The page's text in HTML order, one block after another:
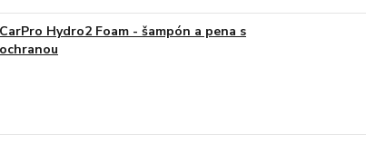
Hydro2 Foam - šampón a pena s